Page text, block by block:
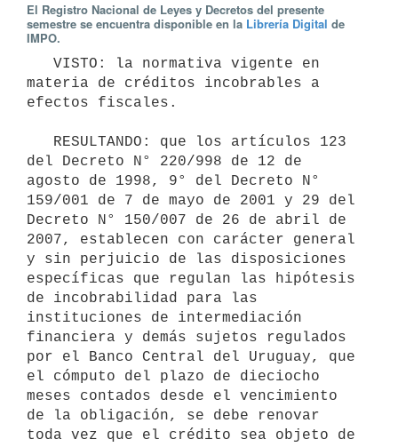
El Registro Nacional de Leyes y Decretos del presente
semestre se encuentra disponible en la Librería Digital de
IMPO.
materia de créditos incobrables a
efectos fiscales.
del Decreto N° 220/998 de 12 de
agosto de 1998, 9° del Decreto N°
159/001 de 7 de mayo de 2001 y 29 del
Decreto N° 150/007 de 26 de abril de
2007, establecen con carácter general
y sin perjuicio de las disposiciones
específicas que regulan las hipótesis
de incobrabilidad para las
instituciones de intermediación
financiera y demás sujetos regulados
por el Banco Central del Uruguay, que
el cómputo del plazo de dieciocho
meses contados desde el vencimiento
de la obligación, se debe renovar
toda vez que el crédito sea objeto de